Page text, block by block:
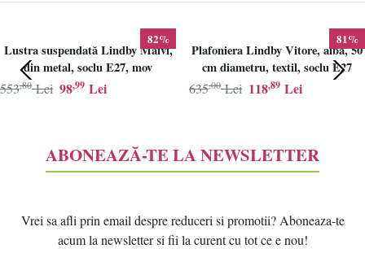
82%
Lustra suspendată Lindby Maivi,
din metal, soclu E27, mov
98,99 Lei
553,80 Lei
81%
Plafoniera Lindby Vitore, alba, 50
cm diametru, textil, soclu E27
118,89 Lei
635,00 Lei
ABONEAZĂ-TE LA NEWSLETTER
Vrei sa afli prin email despre reduceri si promotii? Aboneaza-te
acum la newsletter si fii la curent cu tot ce e nou!